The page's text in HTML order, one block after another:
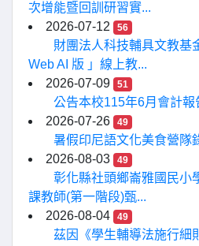
次增能暨回訓研習實...
2026-07-12
56
財團法人科技輔具文教基
Web AI 版 」線上教...
2026-07-09
51
公告本校115年6月會計報
2026-07-26
49
暑假印尼語文化美食營隊
2026-08-03
49
彰化縣社頭鄉崙雅國民小
課教師(第一階段)甄...
2026-08-04
49
茲因《學生輔導法施行細